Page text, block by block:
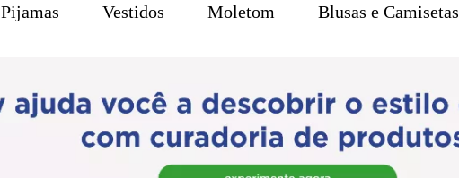
Pijamas Vestidos Moletom Blusas e Camisetas